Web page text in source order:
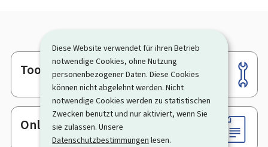
Diese Website verwendet für ihren Betrieb
notwendige Cookies, ohne Nutzung
personenbezogener Daten. Diese Cookies
können nicht abgelehnt werden. Nicht
notwendige Cookies werden zu statistischen
Zwecken benutzt und nur aktiviert, wenn Sie
sie zulassen. Unsere
Datenschutzbestimmungen lesen.
Footer
Tools
Online-Dienste & Formulare